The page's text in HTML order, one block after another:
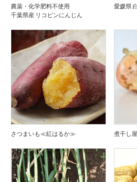
農薬・化学肥料不使用
千葉県産 リコピンにんじん
愛媛県
さつまいも≪紅はるか≫ 煮干し